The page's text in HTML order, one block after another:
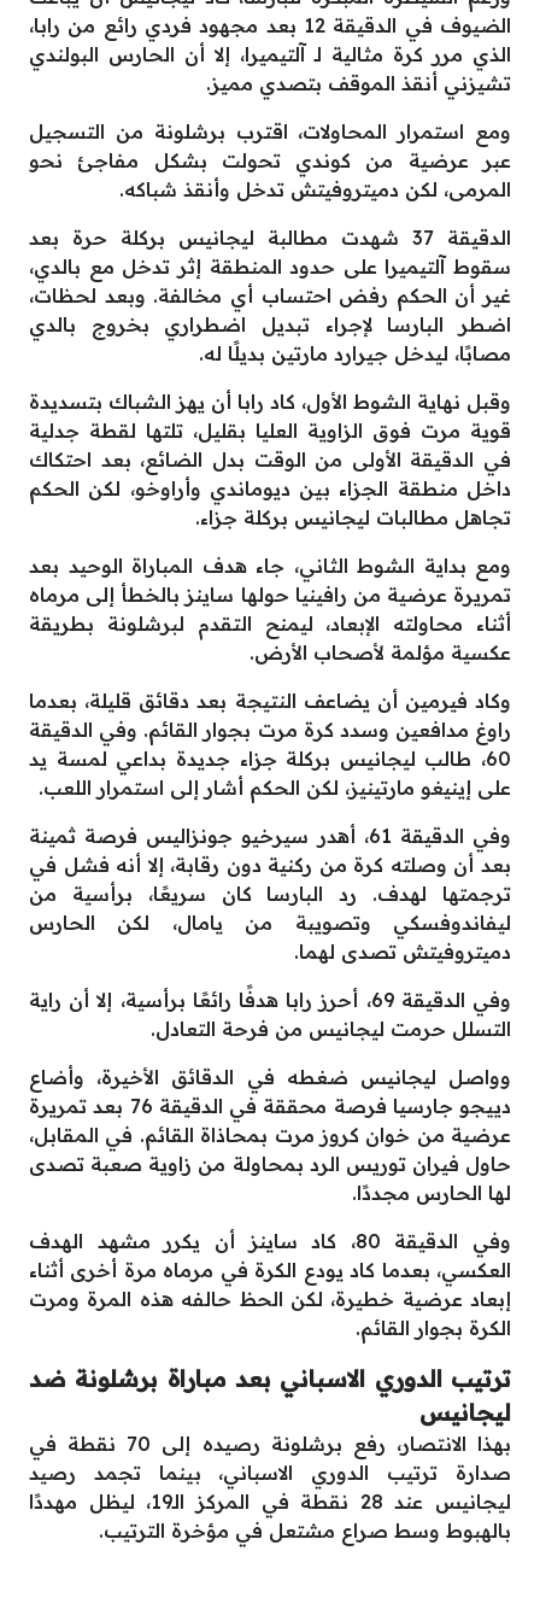
الضيوف في الدقيقة 12 بعد مجهود فردي رائع من رابا،
الذي مرر كرة مثالية لـ آلتيميرا، إلا أن الحارس البولندي
تشيزني أنقذ الموقف بتصدي مميز.
ومع استمرار المحاولات، اقترب برشلونة من التسجيل
عبر عرضية من كوندي تحولت بشكل مفاجئ نحو
المرمى، لكن دميتروفيتش تدخل وأنقذ شباكه.
الدقيقة 37 شهدت مطالبة ليجانيس بركلة حرة بعد
سقوط آلتيميرا على حدود المنطقة إثر تدخل مع بالدي،
غير أن الحكم رفض احتساب أي مخالفة. وبعد لحظات،
اضطر البارسا لإجراء تبديل اضطراري بخروج بالدي
مصابًا، ليدخل جيرارد مارتين بديلًا له.
وقبل نهاية الشوط الأول، كاد رابا أن يهز الشباك بتسديدة
قوية مرت فوق الزاوية العليا بقليل، تلتها لقطة جدلية
في الدقيقة الأولى من الوقت بدل الضائع، بعد احتكاك
داخل منطقة الجزاء بين ديوماندي وأراوخو، لكن الحكم
تجاهل مطالبات ليجانيس بركلة جزاء.
ومع بداية الشوط الثاني، جاء هدف المباراة الوحيد بعد
تمريرة عرضية من رافينيا حولها ساينز بالخطأ إلى مرماه
أثناء محاولته الإبعاد، ليمنح التقدم لبرشلونة بطريقة
عكسية مؤلمة لأصحاب الأرض.
وكاد فيرمين أن يضاعف النتيجة بعد دقائق قليلة، بعدما
راوغ مدافعين وسدد كرة مرت بجوار القائم. وفي الدقيقة
60، طالب ليجانيس بركلة جزاء جديدة بداعي لمسة يد
على إينيغو مارتينيز، لكن الحكم أشار إلى استمرار اللعب.
وفي الدقيقة 61، أهدر سيرخيو جونزاليس فرصة ثمينة
بعد أن وصلته كرة من ركنية دون رقابة، إلا أنه فشل في
ترجمتها لهدف. رد البارسا كان سريعًا، برأسية من
ليفاندوفسكي وتصويبة من يامال، لكن الحارس
دميتروفيتش تصدى لهما.
وفي الدقيقة 69، أحرز رابا هدفًا رائعًا برأسية، إلا أن راية
التسلل حرمت ليجانيس من فرحة التعادل.
وواصل ليجانيس ضغطه في الدقائق الأخيرة، وأضاع
دييجو جارسيا فرصة محققة في الدقيقة 76 بعد تمريرة
عرضية من خوان كروز مرت بمحاذاة القائم. في المقابل،
حاول فيران توريس الرد بمحاولة من زاوية صعبة تصدى
لها الحارس مجددًا.
وفي الدقيقة 80، كاد ساينز أن يكرر مشهد الهدف
العكسي، بعدما كاد يودع الكرة في مرماه مرة أخرى أثناء
إبعاد عرضية خطيرة، لكن الحظ حالفه هذه المرة ومرت
الكرة بجوار القائم.
ترتيب الدوري الاسباني بعد مباراة برشلونة ضد
ليجانيس
بهذا الانتصار، رفع برشلونة رصيده إلى 70 نقطة في
صدارة ترتيب الدوري الاسباني، بينما تجمد رصيد
ليجانيس عند 28 نقطة في المركز الـ19، ليظل مهددًا
بالهبوط وسط صراع مشتعل في مؤخرة الترتيب.